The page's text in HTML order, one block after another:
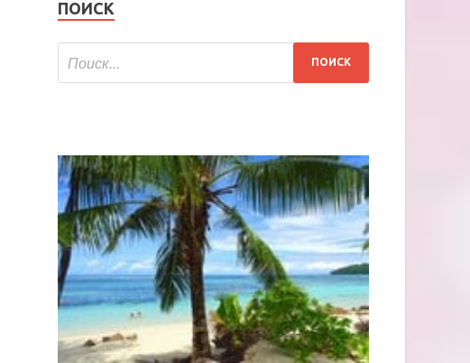
ПОИСК